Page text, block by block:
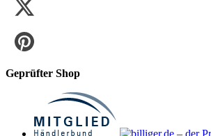
Geprüfter Shop